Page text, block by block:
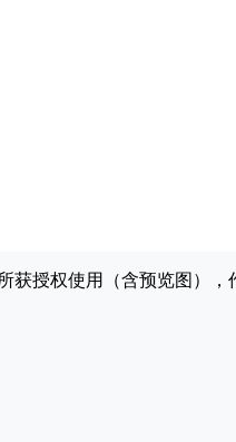
获授权使用（含预览图），